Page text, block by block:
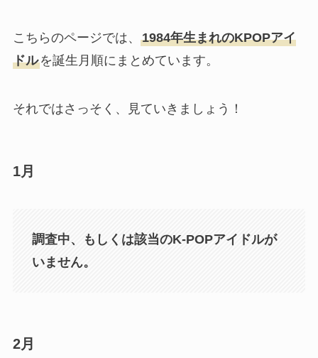
こちらのページでは、 1984年生まれのKPOPアイ
ドルを誕生月順にまとめています。
それではさっそく、見ていきましょう！
1月
調査中、もしくは該当のK-POPアイドルが
いません。
2月